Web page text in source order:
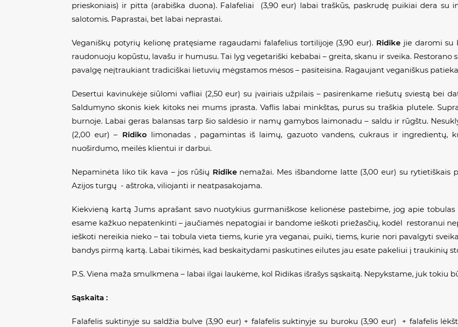
prieskoniais) ir pitta (arabiška duona). Falafeliai (3,90 eur) labai traškūs, paskrudę puikiai dera su
salotomis. Paprastai, bet labai neprastai.
Veganiškų potyrių kelionę pratęsiame ragaudami falafeliustortilijoje (3,90 eur). Ridike jie daromi su
raudonuoju kopūstu, lavašu ir humusu. Tai lyg vegetariški kebabai – greita, skanu ir sveika. Restorano
pavalgę neįtraukiant tradiciškai lietuvių mėgstamos mėsos – pasiteisina. Ragaujant veganiškus
Desertui kavinukėje siūlomi vafliai (2,50 eur) su įvairiais užpilais – pasirenkame riešutų sviestą bei
Saldumyno skonis kiek kitoks nei mums įprasta. Vaflis labai minkštas, purus su traškia plutele.
burnoje. Labai geras balansas tarp šio saldėsio ir namų gamybos laimonadu – saldu ir rūgštu.
(2,00 eur) – Ridiko limonadas , pagamintas iš laimų, gazuoto vandens, cukraus ir ingredientų,
nuoširdumo, meilės klientui ir darbui.
Nepaminėta liko tik kava – jos rūšių Ridikenemažai. Mes išbandome latte(3,00 eur) su rytietiškais
Azijos turgų - aštroka, viliojanti ir neatpasakojama.
Kiekvieną kartą Jums aprašant savo nuotykius gurmaniškose kelionėse pastebime, jog apie
esame kažkuo nepatenkinti – jaučiamės nepatogiai ir bandome ieškoti priežasčių, kodėl restoranui
ieškoti nereikia nieko – tai tobula vieta tiems, kurie yra veganai, puiki, tiems, kurie nori pavalgyti
bandys pirmą kartą. Labai tikimės, kad beskaitydami paskutines eilutes jau esate pakeliui į traukinių
P.S. Viena maža smulkmena – labai ilgai laukėme, kol Ridikas išrašys sąskaitą. Nepykstame, juk tokiu
Sąskaita :
Falafelis suktinyje su saldžia bulve (3,90 eur) + falafelis suktinyje su buroku (3,90 eur) + falafelis